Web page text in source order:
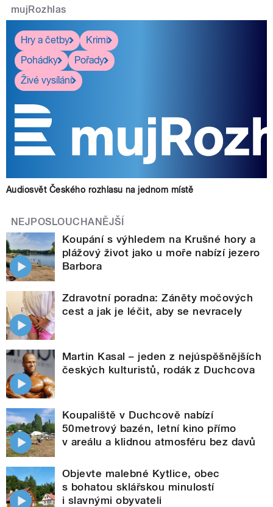
mujRozhlas
Hry a četby
Krimi
Pohádky
Pořady
Živé vysílání
Audiosvět Českého rozhlasu na jednom místě
NEJPOSLOUCHANĚJŠÍ
Koupání s výhledem na Krušné hory a
plážový život jako u moře nabízí jezero
Barbora
Zdravotní poradna: Záněty močových
cest a jak je léčit, aby se nevracely
Martin Kasal – jeden z nejúspěšnějších
českých kulturistů, rodák z Duchcova
Koupaliště v Duchcově nabízí
50metrový bazén, letní kino přímo
v areálu a klidnou atmosféru bez davů
Objevte malebné Kytlice, obec
s bohatou sklářskou minulostí
i slavnými obyvateli